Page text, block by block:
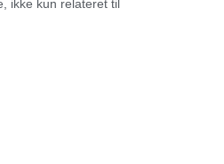
ikke kun relateret til